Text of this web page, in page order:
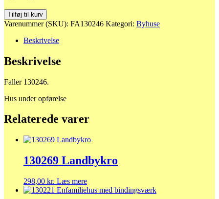
130246
Hus
opførelse
Tilføj til kurv
Varenummer (SKU): FA130246 Kategori: Byhuse
Beskrivelse
Beskrivelse
Faller 130246.
Hus under opførelse
Relaterede varer
130269 Landbykro
298,00 kr. Læs mere